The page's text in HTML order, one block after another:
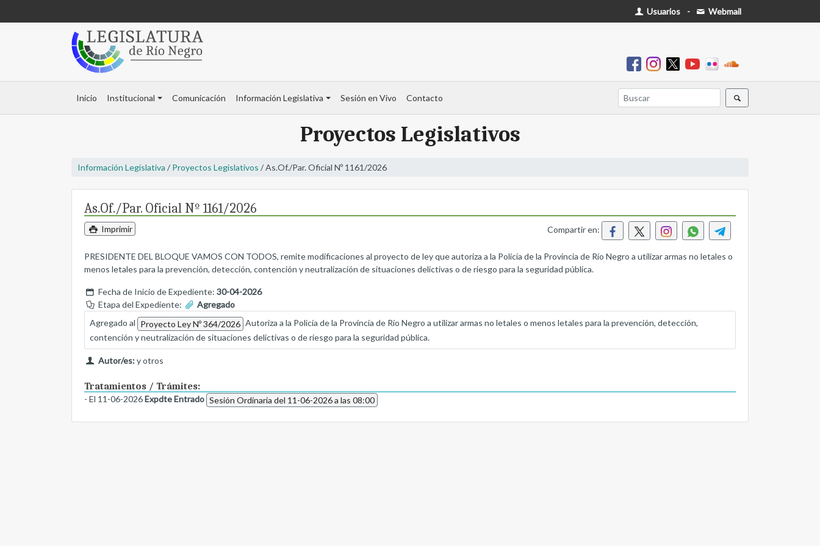
Usuarios - Webmail
Inicio Institucional Comunicación Información Legislativa Sesión en Vivo Contacto
Proyectos Legislativos
Información Legislativa / Proyectos Legislativos / As.Of./Par. Oficial Nº 1161/2026
As.Of./Par. Oficial Nº 1161/2026
Imprimir Compartir en:
PRESIDENTE DEL BLOQUE VAMOS CON TODOS, remite modificaciones al proyecto de ley que autoriza a la Policía de la Provincia de Río Negro a utilizar armas no letales o
menos letales para la prevención, detección, contención y neutralización de situaciones delictivas o de riesgo para la seguridad pública.
Fecha de Inicio de Expediente: 30-04-2026
Etapa del Expediente:
Agregado
Agregado al Proyecto Ley Nº 364/2026 Autoriza a la Policía de la Provincia de Río Negro a utilizar armas no letales o menos letales para la prevención, detección,
contención y neutralización de situaciones delictivas o de riesgo para la seguridad pública.
Autor/es:y otros
Tratamientos / Trámites:
- El 11-06-2026Expdte Entrado Sesión Ordinaria del 11-06-2026 a las 08:00